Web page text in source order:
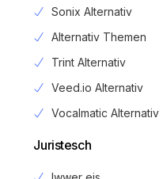
Sonix Alternativ
Alternativ Themen
Trint Alternativ
Veed.io Alternativ
Vocalmatic Alternativ
Juristesch